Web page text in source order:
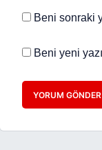
Beni sonraki
Beni yeni
YORUM GÖNDER